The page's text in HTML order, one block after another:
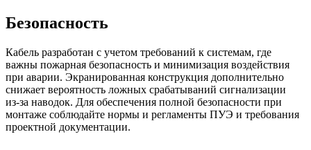
Безопасность
Кабель разработан с учетом требований к системам, где
важны пожарная безопасность и минимизация воздействия
при аварии. Экранированная конструкция дополнительно
снижает вероятность ложных срабатываний сигнализации
из‑за наводок. Для обеспечения полной безопасности при
монтаже соблюдайте нормы и регламенты ПУЭ и требования
проектной документации.